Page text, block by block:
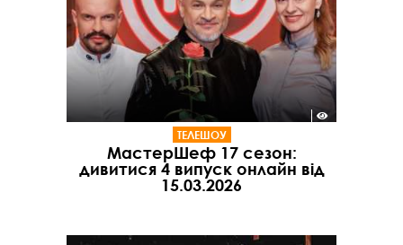
ТЕЛЕШОУ
МастерШеф 17 сезон:
дивитися 4 випуск онлайн від
15.03.2026